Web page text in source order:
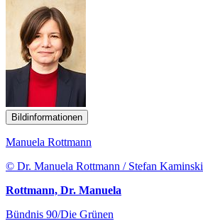
Bildinformationen
Manuela Rottmann
© Dr. Manuela Rottmann / Stefan Kaminski
Rottmann, Dr. Manuela
Bündnis 90/Die Grünen